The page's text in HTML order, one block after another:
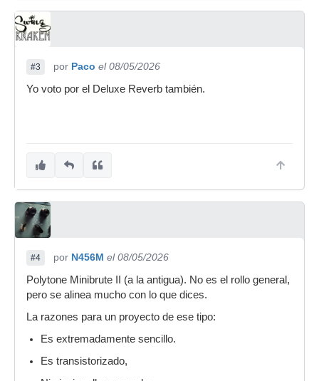
#3 por Paco el 08/05/2026
Yo voto por el Deluxe Reverb también.
#4 por N456M el 08/05/2026
Polytone Minibrute II (a la antigua). No es el rollo general,
pero se alinea mucho con lo que dices.
La razones para un proyecto de ese tipo:
Es extremadamente sencillo.
Es transistorizado,